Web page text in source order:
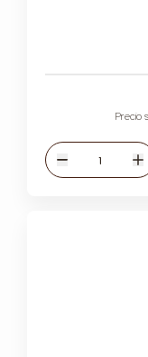
Disminuir
Cantidad